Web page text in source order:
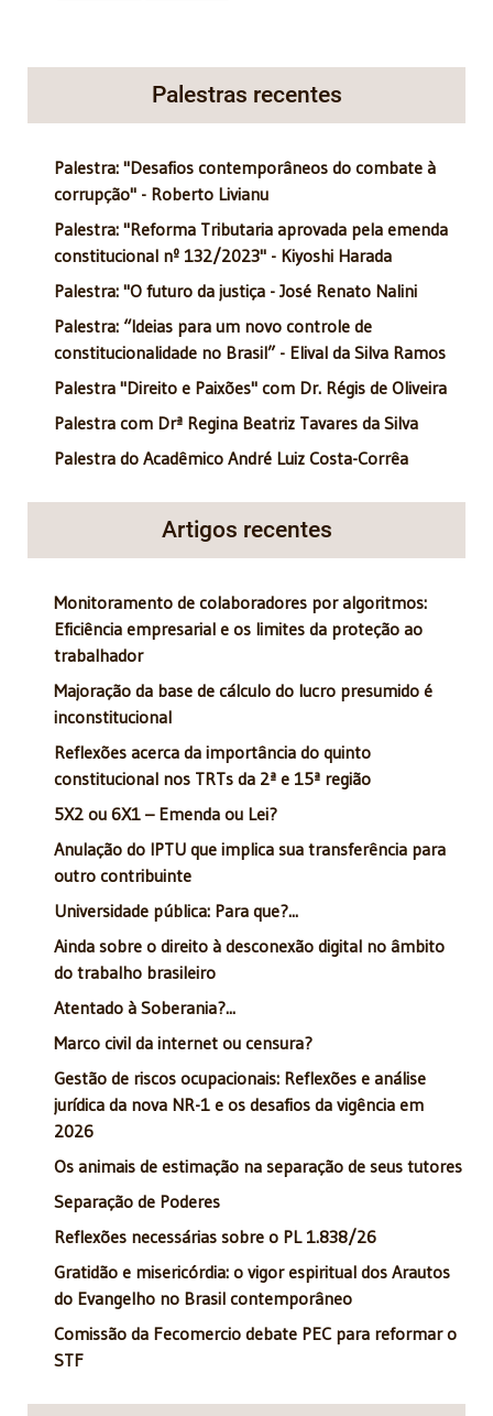
Palestras recentes
Palestra: "Desafios contemporâneos do combate à
corrupção" - Roberto Livianu
Palestra: "Reforma Tributaria aprovada pela emenda
constitucional nº 132/2023" - Kiyoshi Harada
Palestra: "O futuro da justiça - José Renato Nalini
Palestra: “Ideias para um novo controle de
constitucionalidade no Brasil” - Elival da Silva Ramos
Palestra "Direito e Paixões" com Dr. Régis de Oliveira
Palestra com Drª Regina Beatriz Tavares da Silva
Palestra do Acadêmico André Luiz Costa-Corrêa
Artigos recentes
Monitoramento de colaboradores por algoritmos:
Eficiência empresarial e os limites da proteção ao
trabalhador
Majoração da base de cálculo do lucro presumido é
inconstitucional
Reflexões acerca da importância do quinto
constitucional nos TRTs da 2ª e 15ª região
5X2 ou 6X1 – Emenda ou Lei?
Anulação do IPTU que implica sua transferência para
outro contribuinte
Universidade pública: Para que?...
Ainda sobre o direito à desconexão digital no âmbito
do trabalho brasileiro
Atentado à Soberania?...
Marco civil da internet ou censura?
Gestão de riscos ocupacionais: Reflexões e análise
jurídica da nova NR-1 e os desafios da vigência em
2026
Os animais de estimação na separação de seus tutores
Separação de Poderes
Reflexões necessárias sobre o PL 1.838/26
Gratidão e misericórdia: o vigor espiritual dos Arautos
do Evangelho no Brasil contemporâneo
Comissão da Fecomercio debate PEC para reformar o
STF